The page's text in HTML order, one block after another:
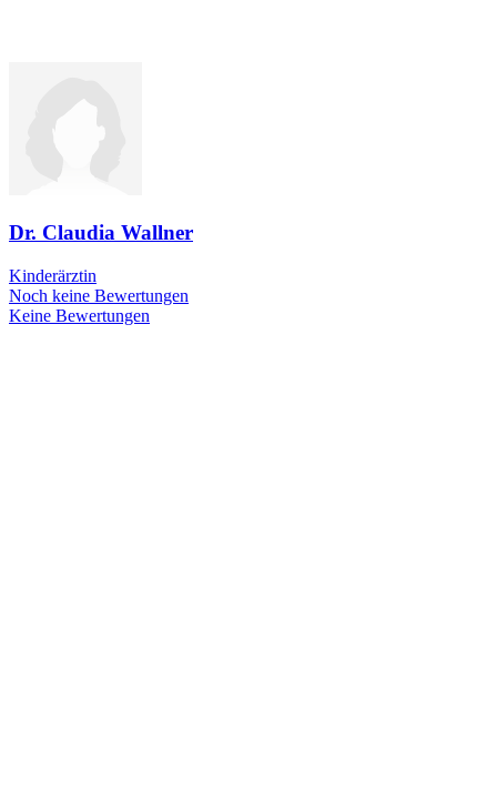
Dr. Claudia Wallner
Kinderärztin
Noch keine Bewertungen
Keine Bewertungen